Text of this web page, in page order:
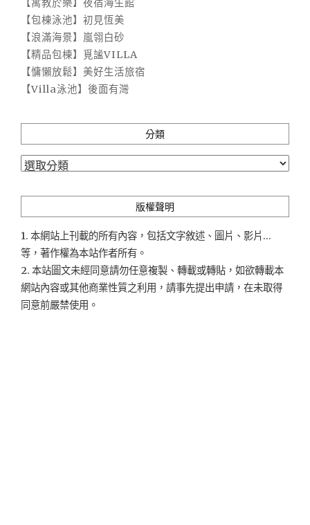
【寓教於樂】夜宿海生館
【包棟泳池】初見恆美
【浪滿海景】嵐翎白砂
【精品包棟】覓謐VILLA
【慵懶放鬆】美好生活旅宿
【Villa泳池】後面有灣
分類
分
版權聲明
1. 本網站上刊載的所有內容，包括文字敘述、圖片、影片...
等，著作權為本站作者所有。
2. 本站圖文未經同意請勿任意複製、轉載或轉貼，如欲轉載本
網站內容或其他商業性質之利用，請事先提出申請，在未取得
同意前嚴禁使用。